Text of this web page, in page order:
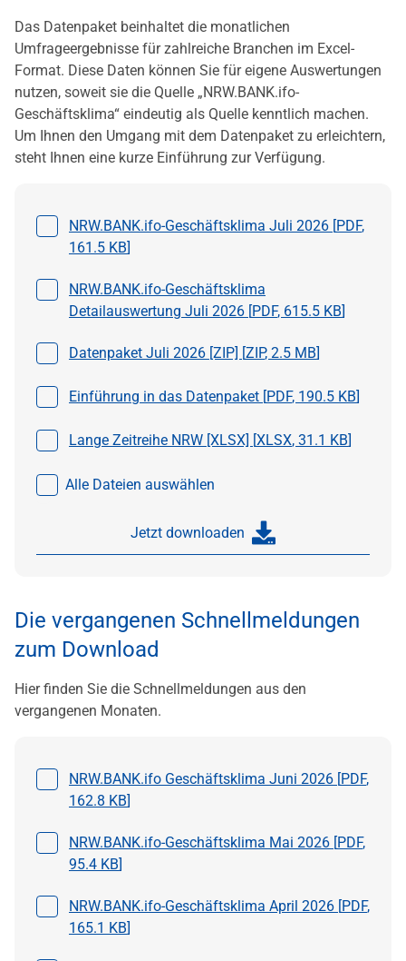
Das Datenpaket beinhaltet die monatlichen
Umfrageergebnisse für zahlreiche Branchen im Excel-
Format. Diese Daten können Sie für eigene Auswertungen
nutzen, soweit sie die Quelle „NRW.BANK.ifo-
Geschäftsklima“ eindeutig als Quelle kenntlich machen.
Um Ihnen den Umgang mit dem Datenpaket zu erleichtern,
steht Ihnen eine kurze Einführung zur Verfügung.
Datei auswählen
NRW.BANK.ifo-Geschäftsklima Juli 2026 [PDF,
161.5 KB]
Datei auswählen
NRW.BANK.ifo-Geschäftsklima
Detailauswertung Juli 2026 [PDF, 615.5 KB]
Datei auswählen
Datenpaket Juli 2026 [ZIP] [ZIP, 2.5 MB]
Datei auswählen
Einführung in das Datenpaket [PDF, 190.5 KB]
Datei auswählen
Lange Zeitreihe NRW [XLSX] [XLSX, 31.1 KB]
Alle Dateien auswählen
Jetzt downloaden
Die vergangenen Schnellmeldungen
zum Download
Hier finden Sie die Schnellmeldungen aus den
vergangenen Monaten.
Datei auswählen
NRW.BANK.ifo Geschäftsklima Juni 2026 [PDF,
162.8 KB]
Datei auswählen
NRW.BANK.ifo-Geschäftsklima Mai 2026 [PDF,
95.4 KB]
Datei auswählen
NRW.BANK.ifo-Geschäftsklima April 2026 [PDF,
165.1 KB]